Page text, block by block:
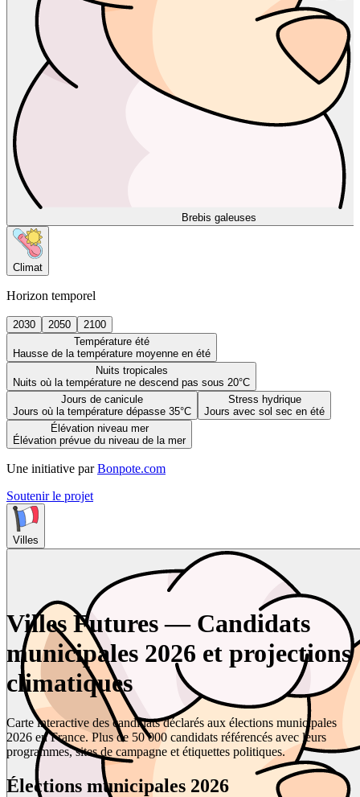
Brebis galeuses
Climat
Horizon temporel
2030 2050
2100
Température été
Hausse de la température moyenne en été
Nuits tropicales
Nuits où la température ne descend pas sous 20°C
Jours de canicule
Jours où la température dépasse 35°C
Stress hydrique
Jours avec sol sec en été
Élévation niveau mer
Élévation prévue du niveau de la mer
Une initiative par Bonpote.com
Soutenir le projet
Villes
Villes Futures — Candidats
municipales 2026 et projections
climatiques
Carte interactive des candidats déclarés aux élections municipales
2026 en France. Plus de 50 000 candidats référencés avec leurs
programmes, sites de campagne et étiquettes politiques.
Élections municipales 2026